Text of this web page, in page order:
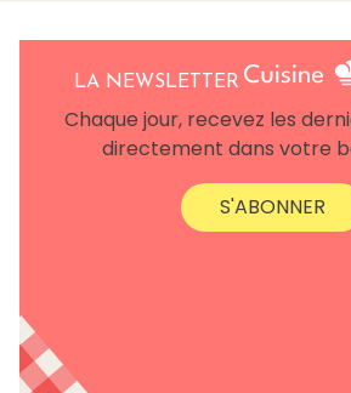
LA NEWSLETTER
Chaque jour, recevez les
directement dans votre
S'ABONNER